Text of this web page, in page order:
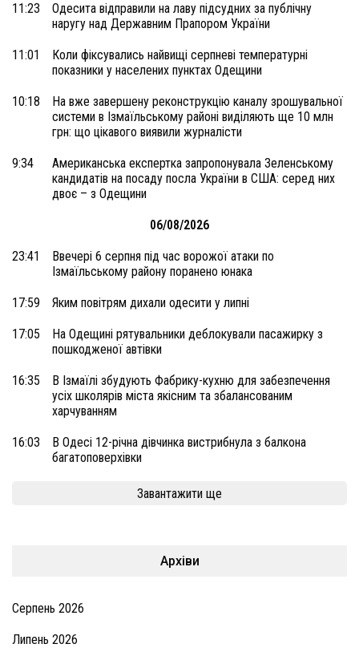
11:23
Одесита відправили на лаву підсудних за публічну
наругу над Державним Прапором України
11:01
Коли фіксувались найвищі серпневі температурні
показники у населених пунктах Одещини
10:18
На вже завершену реконструкцію каналу зрошувальної
системи в Ізмаїльському районі виділяють ще 10 млн
грн: що цікавого виявили журналісти
9:34
Американська експертка запропонувала Зеленському
кандидатів на посаду посла України в США: серед них
двоє – з Одещини
06/08/2026
23:41
Ввечері 6 серпня під час ворожої атаки по
Ізмаїльському району поранено юнака
17:59 Яким повітрям дихали одесити у липні
17:05
На Одещині рятувальники деблокували пасажирку з
пошкодженої автівки
16:35
В Ізмаїлі збудують Фабрику-кухню для забезпечення
усіх школярів міста якісним та збалансованим
харчуванням
16:03
В Одесі 12-річна дівчинка вистрибнула з балкона
багатоповерхівки
Завантажити ще
Архіви
Серпень 2026
Липень 2026